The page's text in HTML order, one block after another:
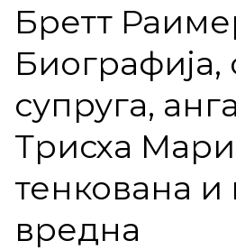
Бретт
Биографија,
супруга,
Трисха
тенкована и
вредна